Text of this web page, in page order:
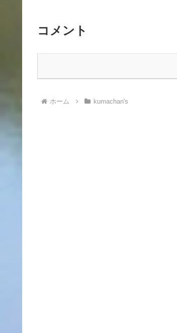
コメント
ホーム kumachan's